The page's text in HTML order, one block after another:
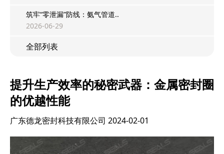
筑牢“零泄漏”防线：氨气管道..
2026-06-29
全部列表
提升生产效率的秘密武器：金属密封圈
的优越性能
广东德龙密封科技有限公司 2024-02-01